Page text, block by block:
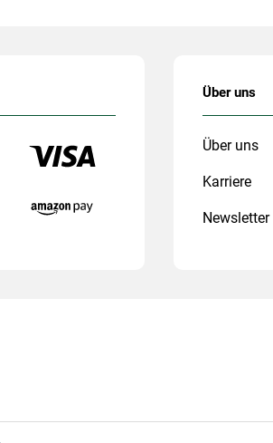
Über uns
Über uns
Karriere
Newsletter